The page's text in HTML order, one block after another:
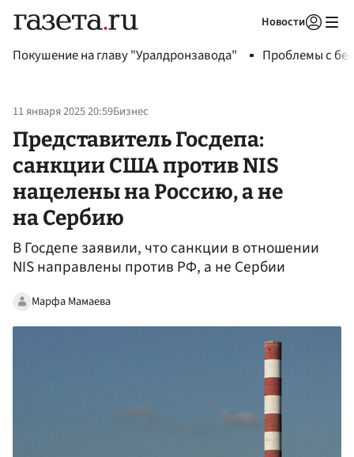
Новости
Покушение на главу "Уралдронзавода" Проблемы с
11 января 2025 20:59Бизнес
Представитель Госдепа:
санкции США против NIS
нацелены на Россию, а не
на Сербию
В Госдепе заявили, что санкции в отношении
NIS направлены против РФ, а не Сербии
Марфа Мамаева